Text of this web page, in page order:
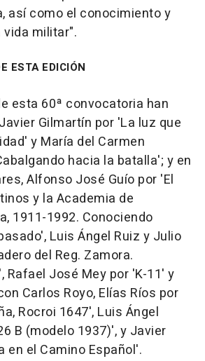
así como el conocimiento y
militar".
ESTA EDICIÓN
esta 60ª convocatoria han
Gilmartín por 'La luz que
y María del Carmen
hacia la batalla'; y en
Alfonso José Guío por 'El
y la Academia de
1911-1992. Conociendo
Luis Ángel Ruiz y Julio
del Reg. Zamora.
Rafael José Mey por 'K-11' y
Carlos Royo, Elías Ríos por
Rocroi 1647', Luis Ángel
B (modelo 1937)', y Javier
en el Camino Español'.